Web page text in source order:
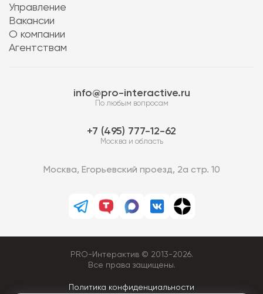
Управление
Вакансии
О компании
Агентствам
info@pro-interactive.ru
По любым вопросам
7 (495) 777-12-62
Москва и область
Москва, Егорьевский проезд, 2а стр. 10
PRO-Интерактив © 2013-2026.
Все права защищены.
Политика конфиденциальности